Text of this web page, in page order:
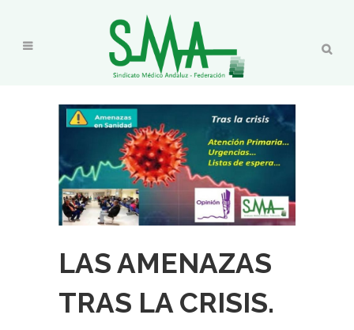
LAS AMENAZAS
TRAS LA CRISIS.